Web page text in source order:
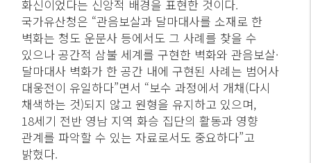
화신이었다는 신앙적 배경을 표현한 것이다.
국가유산청은 “관음보살과 달마대사를 소재로 한
벽화는 청도 운문사 등에서도 그 사례를 찾을 수
있으나 공간적 삼불 세계를 구현한 벽화와 관음보살·
달마대사 벽화가 한 공간 내에 구현된 사례는 범어사
대웅전이 유일하다”면서 “보수 과정에서 개채(다시
채색하는 것)되지 않고 원형을 유지하고 있으며,
18세기 전반 영남 지역 화승 집단의 활동과 영향
관계를 파악할 수 있는 자료로서도 중요하다”고
밝혔다.